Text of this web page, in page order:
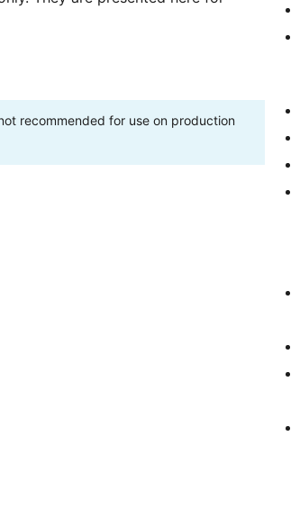
recommended for use on production